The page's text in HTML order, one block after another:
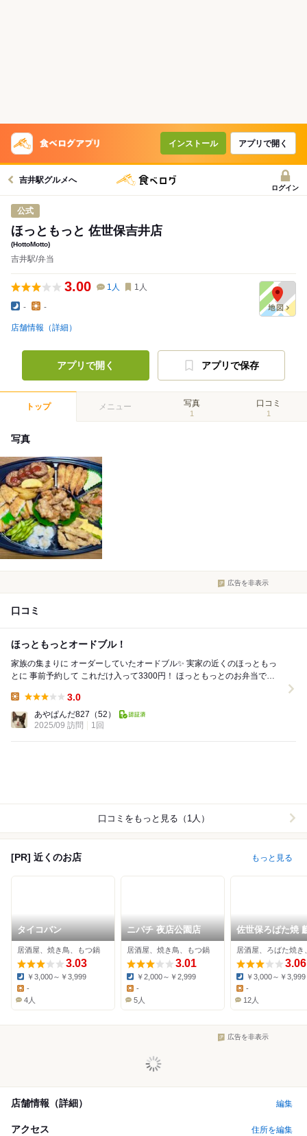
インストール アプリで開く
吉井駅グルメへ
ログイン
公式
ほっともっと 佐世保吉井店
(HottoMotto)
吉井駅/弁当
3.00 1 人 1 人
- -
店舗情報（詳細）
アプリで開く アプリで保存
トップ メニュー 写真
1
口コミ
1
写真
広告を非表示
口コミ
ほっともっとオードブル！
家族の集まりに オーダーしていたオードブル✨️ 実家の近くのほっともっ
とに 事前予約して これだけ入って3300円！ ほっともっとのお弁当で食
3.0
あやぱんだ827 （52）
2025/09 訪問
1回
口コミをもっと見る（1人）
[PR] 近くのお店 もっと見る
タイコバン
居酒屋、焼き鳥、もつ鍋
3.03
Dinner:
￥3,000～￥3,999
-
4人
ニパチ 夜店公園店
居酒屋、焼き鳥、もつ鍋
3.01
Dinner:
￥2,000～￥2,999
-
5人
佐世保ろばた焼
3.06
Dinner:
￥3,000～￥3,999
-
12人
広告を非表示
店舗情報（詳細） 編集
アクセス 住所を編集